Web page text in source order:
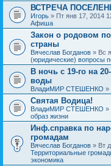
ВСТРЕЧА
Игорь » Пт янв 17, 2014
Афиша
Закон о родовом
страны
Вячеслав Богданов » Вс
(юридические) вопросы
В ночь с 19-го на
воды
ВладиМИР СТЕШЕНКО »
Святая Водица!
ВладиМИР СТЕШЕНКО »
образ жизни
Инф.справка по
громадам
Вячеслав Богданов » Вт
Территориальные
экономика